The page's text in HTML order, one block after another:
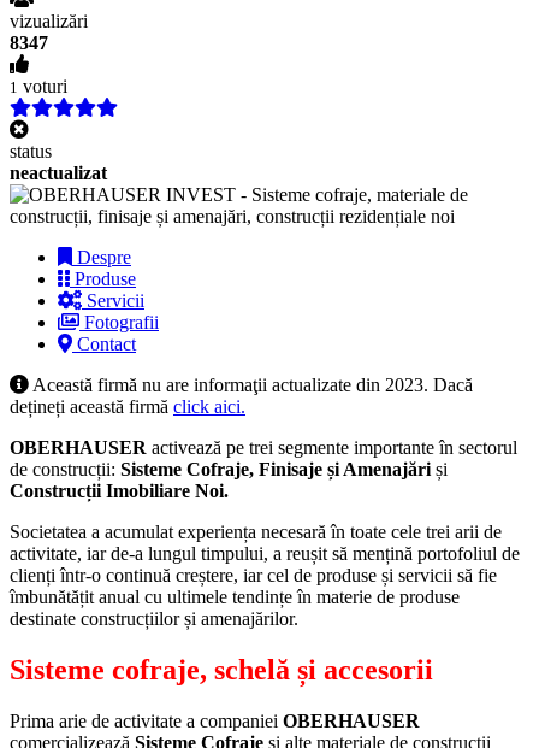
vizualizări
8347
1 voturi
status
neactualizat
Despre
Produse
Servicii
Fotografii
Contact
Această firmă nu are informaţii actualizate din 2023. Dacă
dețineți această firmă click aici.
OBERHAUSER activează pe trei segmente importante în sectorul
de construcții: Sisteme Cofraje, Finisaje și Amenajări și
Construcții Imobiliare Noi.
Societatea a acumulat experiența necesară în toate cele trei arii de
activitate, iar de-a lungul timpului, a reușit să mențină portofoliul de
clienți într-o continuă creștere, iar cel de produse și servicii să fie
îmbunătățit anual cu ultimele tendințe în materie de produse
destinate construcțiilor și amenajărilor.
Sisteme cofraje, schelă și accesorii
Prima arie de activitate a companiei OBERHAUSER
comercializează Sisteme Cofraje și alte materiale de construcții